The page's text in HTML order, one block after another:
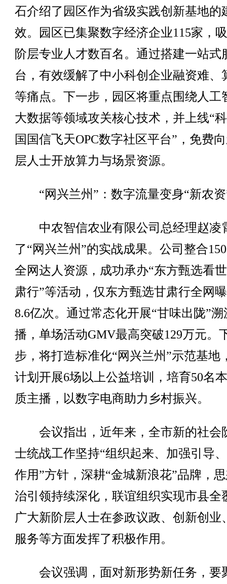
石介绍了园区作为省级实践创新基地的
效。园区已集聚数字经济企业115家，
阶层专业人才数百名。通过搭建一站式
台，有效缓解了中小科创企业融资难、
等痛点。下一步，园区将重点围绕人工
大数据等领域攻关核心技术，并上线“
国国信飞天OPC数字社区平台”，免费
层人士开放算力与场景资源。
“网兴兰州”：数字流量变身“新农资
中农智信农业有限公司总经理赵凌
了“网兴兰州”的实战成果。公司整合
全网达人资源，成功承办“东方甄选看
肃行”等活动，仅东方甄选甘肃行全网
8.6亿次。通过常态化开展“甘味出陇”溯
播，单场活动GMV最高突破129万元。
步，将打造标准化“网兴兰州”示范基地
计划开展6场以上公益培训，培育50名
质主播，以数字电商助力乡村振兴。
会议指出，近年来，全市新的社会
士统战工作坚持“组织起来、加强引导
作用”方针，深耕“金城新浪花”品牌，
治引领持续深化，联谊组织实现市县全
广大新阶层人士在参政议政、创新创业
服务等方面发挥了积极作用。
会议强调，面对新形势新任务，要